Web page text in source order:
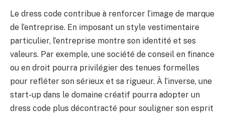
Le dress code contribue à renforcer l’image de marque
de l’entreprise. En imposant un style vestimentaire
particulier, l’entreprise montre son identité et ses
valeurs. Par exemple, une société de conseil en finance
ou en droit pourra privilégier des tenues formelles
pour refléter son sérieux et sa rigueur. À l’inverse, une
start-up dans le domaine créatif pourra adopter un
dress code plus décontracté pour souligner son esprit